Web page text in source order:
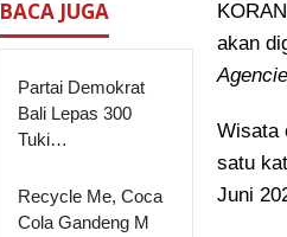
Jatiluwih
BACA JUGA
Partai Demokrat
Bali Lepas 300
Tuki…
Recycle Me, Coca
Cola Gandeng M
akan
Wisata
satu
Juni